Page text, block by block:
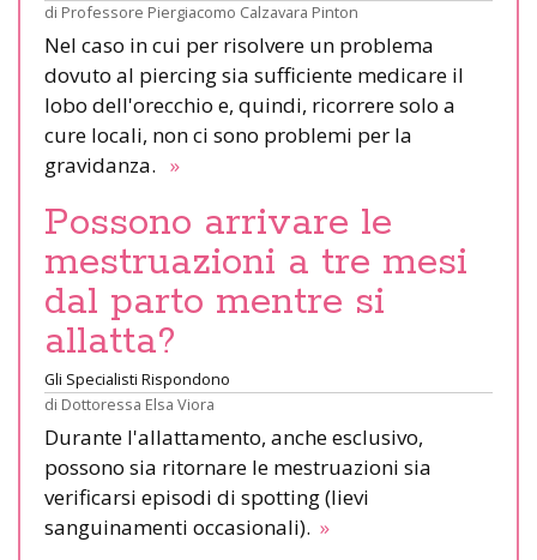
di Professore Piergiacomo Calzavara Pinton
Nel caso in cui per risolvere un problema
dovuto al piercing sia sufficiente medicare il
lobo dell'orecchio e, quindi, ricorrere solo a
cure locali, non ci sono problemi per la
gravidanza. »
Possono arrivare le
mestruazioni a tre mesi
dal parto mentre si
allatta?
Gli Specialisti Rispondono
di Dottoressa Elsa Viora
Durante l'allattamento, anche esclusivo,
possono sia ritornare le mestruazioni sia
verificarsi episodi di spotting (lievi
sanguinamenti occasionali). »